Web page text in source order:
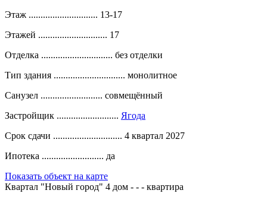
Этаж ............................. 13-17
Этажей ............................. 17
Отделка .............................. без отделки
Тип здания .............................. монолитное
Санузел .......................... совмещённый
Застройщик .......................... Ягода
Срок сдачи ............................. 4 квартал 2027
Ипотека .......................... да
Показать объект на карте
Квартал "Новый город" 4 дом - - - квартира